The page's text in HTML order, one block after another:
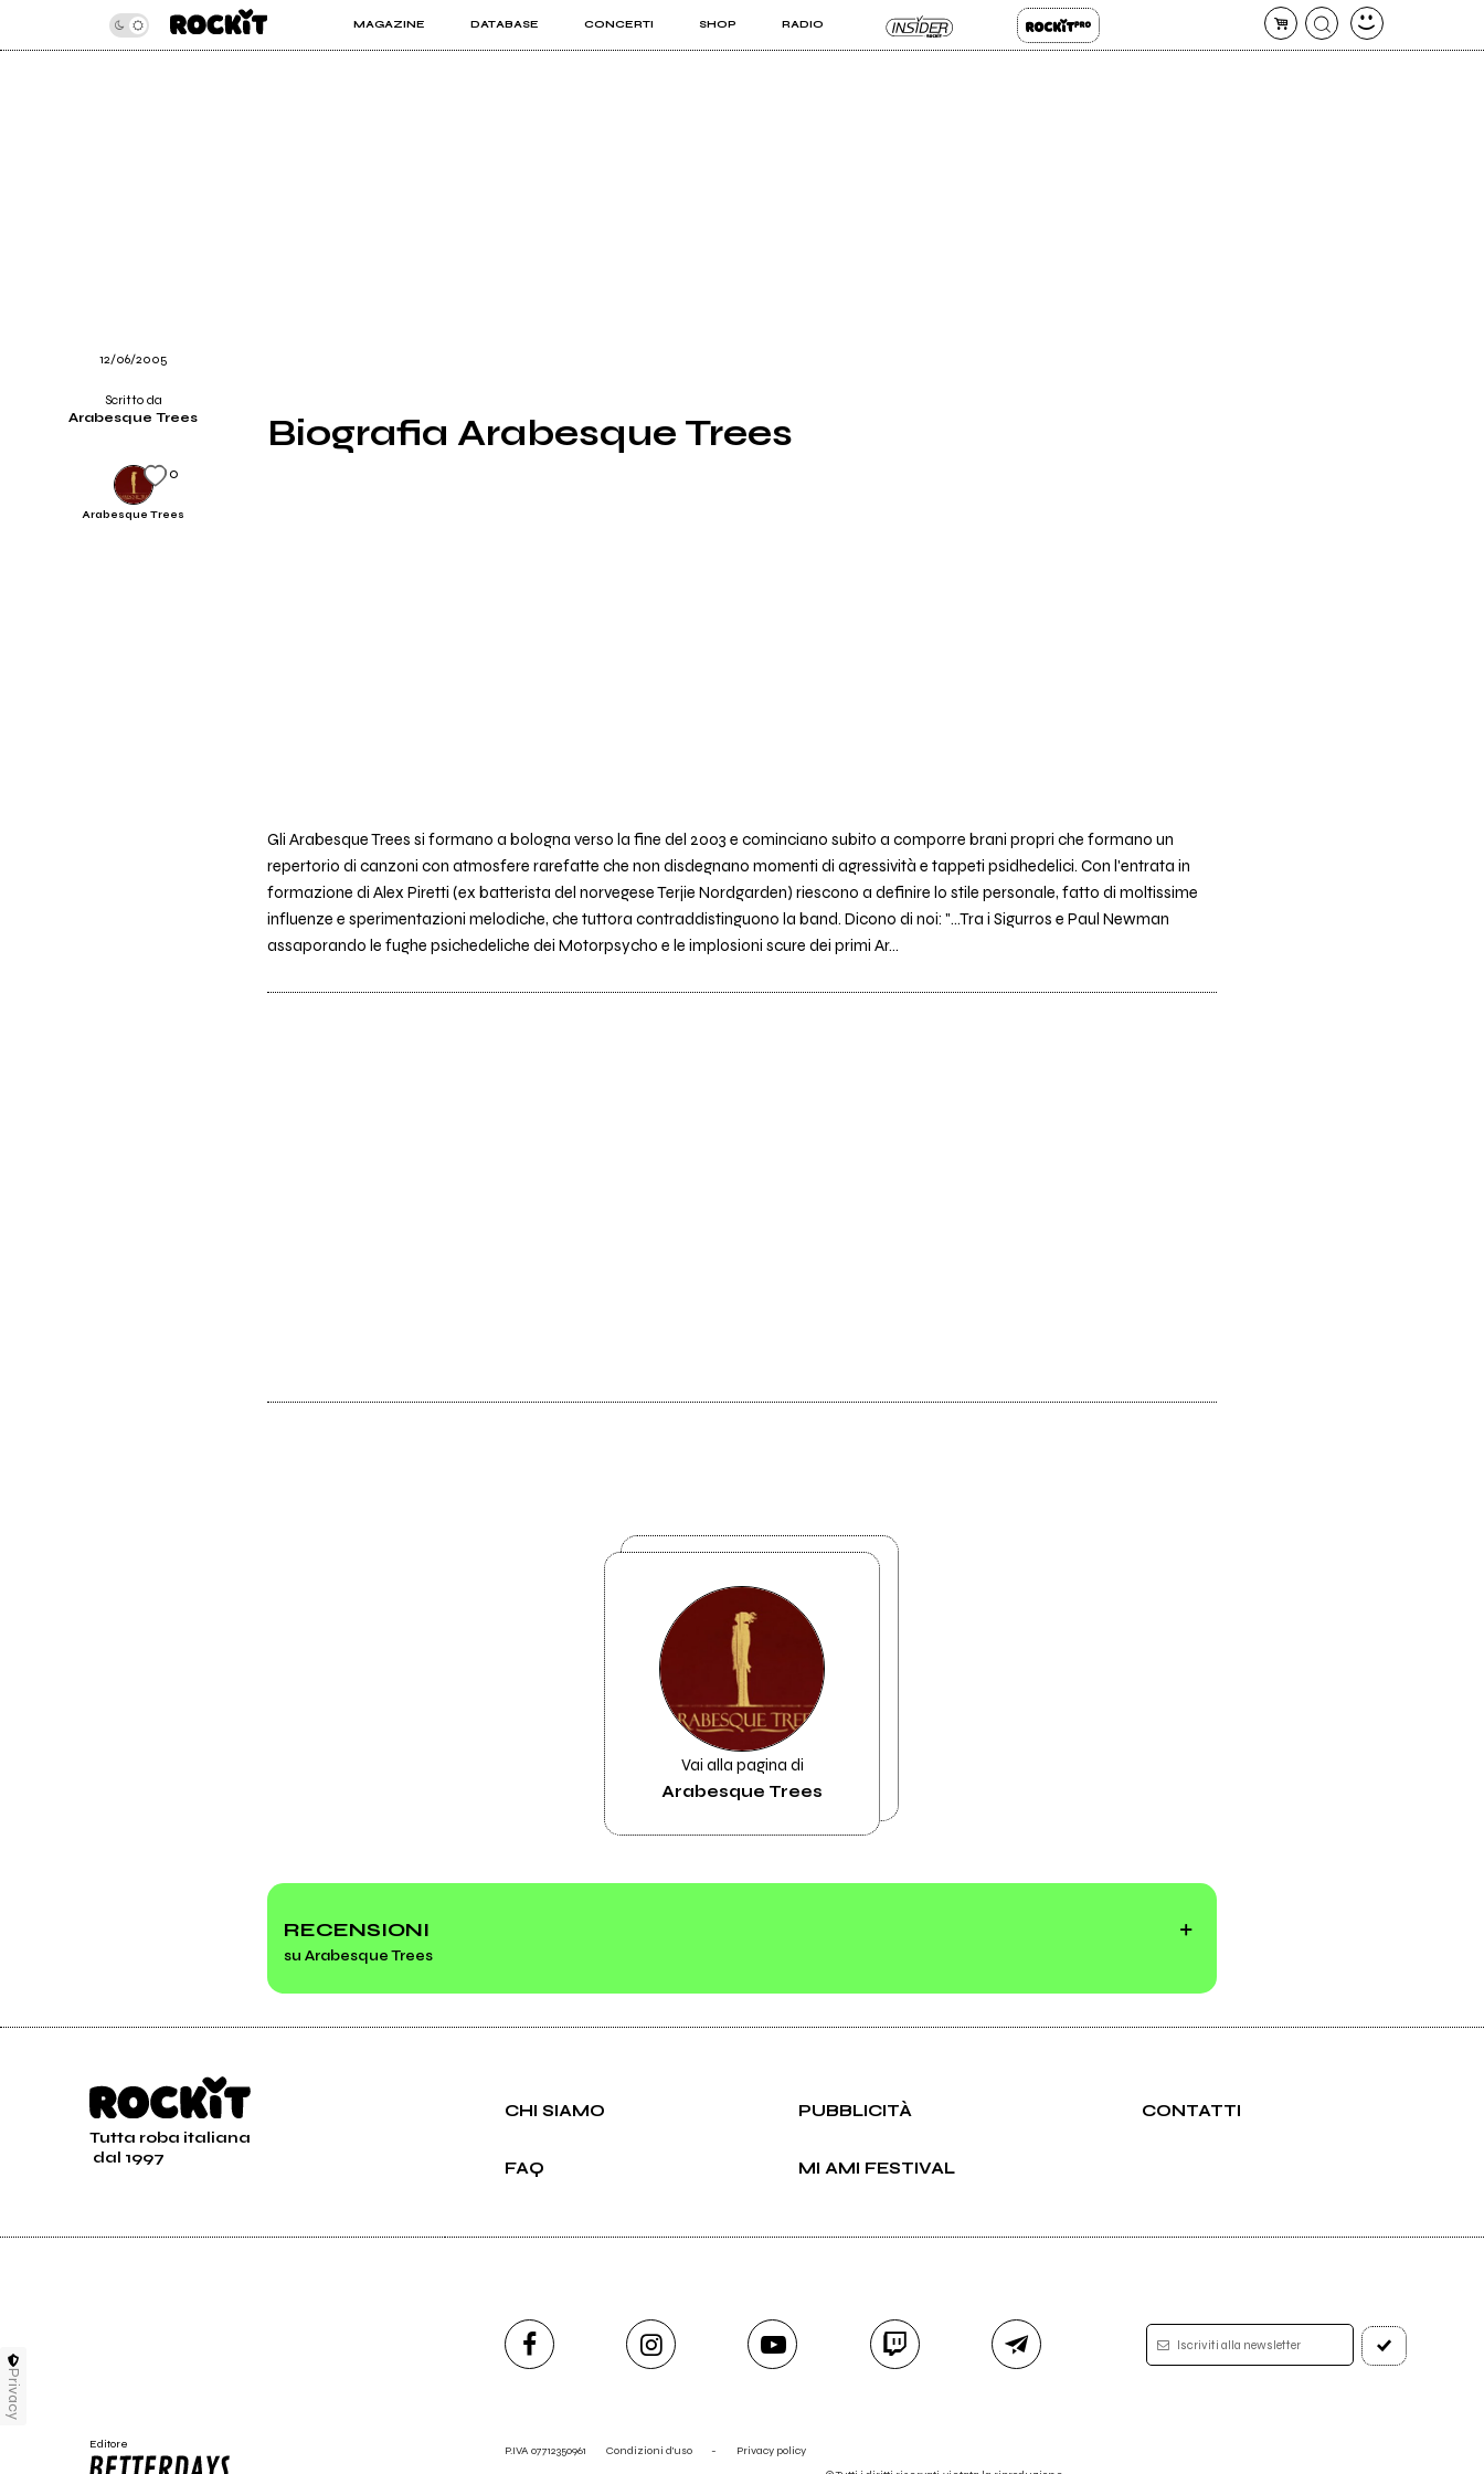
MAGAZINE DATABASE CONCERTI SHOP RADIO
INSIDER ROCKIT PRO
Biografia Arabesque Trees
12/06/2005
Scritto da
Arabesque Trees
Arabesque Trees
0
Gli Arabesque Trees si formano a bologna verso la fine del 2003 e cominciano subito a comporre brani propri che formano un
repertorio di canzoni con atmosfere rarefatte che non disdegnano momenti di agressività e tappeti psidhedelici. Con l'entrata in
formazione di Alex Piretti (ex batterista del norvegese Terjie Nordgarden) riescono a definire lo stile personale, fatto di moltissime
influenze e sperimentazioni melodiche, che tuttora contraddistinguono la band. Dicono di noi: "...Tra i Sigurros e Paul Newman
assaporando le fughe psichedeliche dei Motorpsycho e le implosioni scure dei primi Ar…
Vai alla pagina di
Arabesque Trees
RECENSIONI
su Arabesque Trees
The Revenge Of Useless
Tutta roba italiana
dal 1997
CHI SIAMO PUBBLICITÀ CONTATTI
FAQ MI AMI FESTIVAL
Iscriviti alla newsletter
Editore P.IVA 07712350961 Condizioni d'uso -
Privacy policy
Privacy